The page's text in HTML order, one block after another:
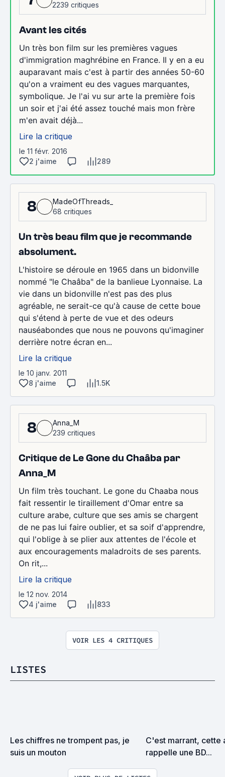
2239 critiques
Avant les cités
Un très bon film sur les premières vagues
d'immigration maghrébine en France. Il y en a eu
auparavant mais c'est à partir des années 50-60
qu'on a vraiment eu des vagues marquantes,
symbolique. Je l'ai vu sur arte la première fois
un soir et j'ai été assez touché mais mon frère
m'en avait déjà...
Lire la critique
le 11 févr. 2016
2 j'aime
289
8
MadeOfThreads_
68 critiques
Un très beau film que je recommande
absolument.
L'histoire se déroule en 1965 dans un bidonville
nommé "le Chaâba" de la banlieue Lyonnaise. La
vie dans un bidonville n'est pas des plus
agréable, ne serait-ce qu'à cause de cette boue
qui s'étend à perte de vue et des odeurs
nauséabondes que nous ne pouvons qu'imaginer
derrière notre écran en...
Lire la critique
le 10 janv. 2011
8 j'aime
1.5K
8
Anna_M
239 critiques
Critique de Le Gone du Chaâba par
Anna_M
Un film très touchant. Le gone du Chaaba nous
fait ressentir le tiraillement d'Omar entre sa
culture arabe, culture que ses amis se chargent
de ne pas lui faire oublier, et sa soif d'apprendre,
qui l'oblige à se plier aux attentes de l'école et
aux encouragements maladroits de ses parents.
On rit,...
Lire la critique
le 12 nov. 2014
4 j'aime
833
VOIR LES 4 CRITIQUES
LISTES
Les chiffres ne trompent pas, je
suis un mouton
C'est marrant, cette
rappelle une BD...